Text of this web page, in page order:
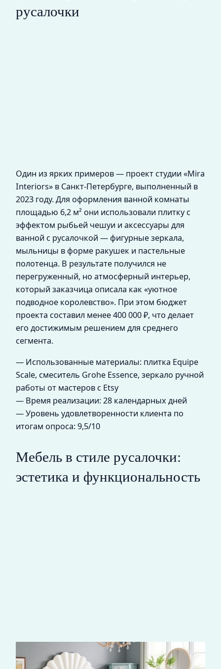
русалочки
Один из ярких примеров — проект студии «Mira
Interiors» в Санкт-Петербурге, выполненный в
2023 году. Для оформления ванной комнаты
площадью 6,2 м² они использовали плитку с
эффектом рыбьей чешуи и аксессуары для
ванной с русалочкой — фигурные зеркала,
мыльницы в форме ракушек и пастельные
полотенца. В результате получился не
перегруженный, но атмосферный интерьер,
который заказчица описала как «уютное
подводное королевство». При этом бюджет
проекта составил менее 400 000 ₽, что делает
его достижимым решением для среднего
сегмента.
— Использованные материалы: плитка Equipe
Scale, смеситель Grohe Essence, зеркало ручной
работы от мастеров с Etsy
— Время реализации: 28 календарных дней
— Уровень удовлетворенности клиента по
итогам опроса: 9,5/10
Мебель в стиле русалочки:
эстетика и функциональность